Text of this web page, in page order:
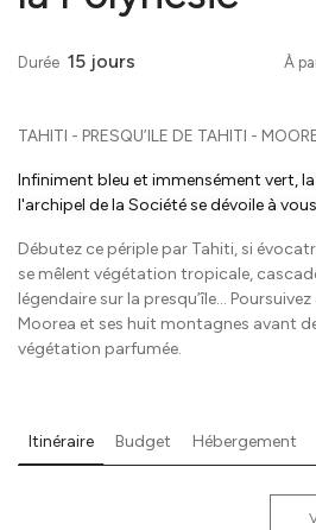
Durée 15 jours À
TAHITI - PRESQU’ILE DE TAHITI -
Infiniment bleu et immensément vert,
l'archipel de la Société se dévoile à
Débutez ce périple par Tahiti, si
se mêlent végétation tropicale,
légendaire sur la presqu’île…
Moorea et ses huit montagnes avant
végétation parfumée.
Itinéraire Budget Hébergement